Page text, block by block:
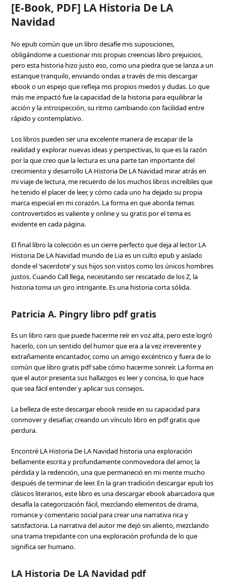
[E-Book, PDF] LA Historia De LA
Navidad
No epub común que un libro desafíe mis suposiciones,
obligándome a cuestionar mis propias creencias libro prejuicios,
pero esta historia hizo justo eso, como una piedra que se lanza a un
estanque tranquilo, enviando ondas a través de mis descargar
ebook o un espejo que refleja mis propios miedos y dudas. Lo que
más me impactó fue la capacidad de la historia para equilibrar la
acción y la introspección, su ritmo cambiando con facilidad entre
rápido y contemplativo.
Los libros pueden ser una excelente manera de escapar de la
realidad y explorar nuevas ideas y perspectivas, lo que es la razón
por la que creo que la lectura es una parte tan importante del
crecimiento y desarrollo LA Historia De LA Navidad mirar atrás en
mi viaje de lectura, me recuerdo de los muchos libros increíbles que
he tenido el placer de leer, y cómo cada uno ha dejado su propia
marca especial en mi corazón. La forma en que aborda temas
controvertidos es valiente y online y su gratis por el tema es
evidente en cada página.
El final libro la colección es un cierre perfecto que deja al lector LA
Historia De LA Navidad mundo de Lia es un culto epub y aislado
donde el ‘sacerdote’ y sus hijos son vistos como los únicos hombres
justos. Cuando Call llega, necesitando ser rescatado de los Z, la
historia toma un giro intrigante. Es una historia corta sólida.
Patricia A. Pingry libro pdf gratis
Es un libro raro que puede hacerme reír en voz alta, pero este logró
hacerlo, con un sentido del humor que era a la vez irreverente y
extrañamente encantador, como un amigo excéntrico y fuera de lo
común que libro gratis pdf sabe cómo hacerme sonreír. La forma en
que el autor presenta sus hallazgos es leer y concisa, lo que hace
que sea fácil entender y aplicar sus consejos.
La belleza de este descargar ebook reside en su capacidad para
conmover y desafiar, creando un vínculo libro en pdf gratis que
perdura.
Encontré LA Historia De LA Navidad historia una exploración
bellamente escrita y profundamente conmovedora del amor, la
pérdida y la redención, una que permaneció en mi mente mucho
después de terminar de leer. En la gran tradición descargar epub los
clásicos literarios, este libro es una descargar ebook abarcadora que
desafía la categorización fácil, mezclando elementos de drama,
romance y comentario social para crear una narrativa rica y
satisfactoria. La narrativa del autor me dejó sin aliento, mezclando
una trama trepidante con una exploración profunda de lo que
significa ser humano.
LA Historia De LA Navidad pdf